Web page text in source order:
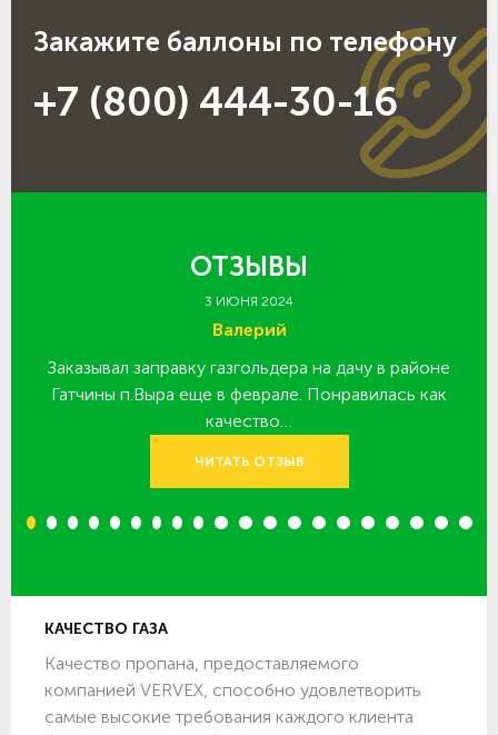
Закажите баллоны по телефону
+7 (800) 444-30-16
ОТЗЫВЫ
3 ИЮНЯ 2024
Валерий
Заказывал заправку газгольдера на дачу в районе
Гатчины п.Выра еще в феврале. Понравилась как
качество…
ЧИТАТЬ ОТЗЫВ
1 2 3 4 5 6 7 8 9 10 11 12 13 14 15 16 17 18 19 20
КАЧЕСТВО ГАЗА
Качество пропана, предоставляемого
компанией VERVEX, способно удовлетворить
самые высокие требования каждого клиента